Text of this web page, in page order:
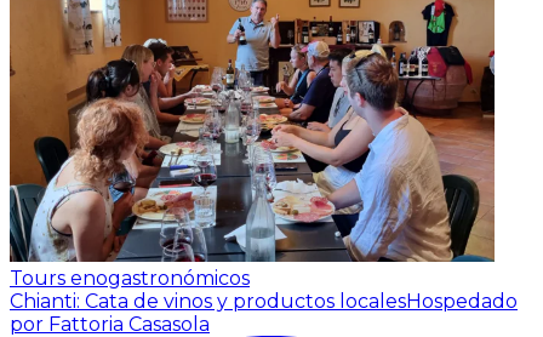
Tours enogastronómicos
Chianti: Cata de vinos y productos localesHospedado
por Fattoria Casasola